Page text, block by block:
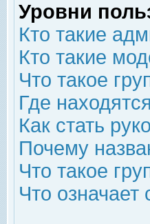
Уровни
Кто такие
Кто такие
Что такое
Где
Как стать
Почему
Что такое
Что